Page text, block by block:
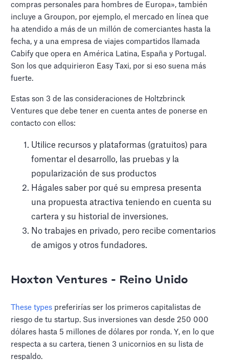
compras personales para hombres de Europa», también
incluye a Groupon, por ejemplo, el mercado en línea que
ha atendido a más de un millón de comerciantes hasta la
fecha, y a una empresa de viajes compartidos llamada
Cabify que opera en América Latina, España y Portugal.
Son los que adquirieron Easy Taxi, por si eso suena más
fuerte.
Estas son 3 de las consideraciones de Holtzbrinck
Ventures que debe tener en cuenta antes de ponerse en
contacto con ellos:
Utilice recursos y plataformas (gratuitos) para
fomentar el desarrollo, las pruebas y la
popularización de sus productos
Hágales saber por qué su empresa presenta
una propuesta atractiva teniendo en cuenta su
cartera y su historial de inversiones.
No trabajes en privado, pero recibe comentarios
de amigos y otros fundadores.
Hoxton Ventures - Reino Unido
These types preferirías ser los primeros capitalistas de
riesgo de tu startup. Sus inversiones van desde 250 000
dólares hasta 5 millones de dólares por ronda. Y, en lo que
respecta a su cartera, tienen 3 unicornios en su lista de
respaldo.